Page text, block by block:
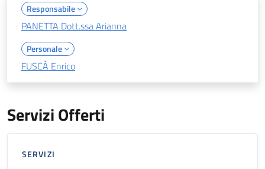
Responsabile
PANETTA Dott.ssa Arianna
Personale
FUSCÀ Enrico
Servizi Offerti
SERVIZI